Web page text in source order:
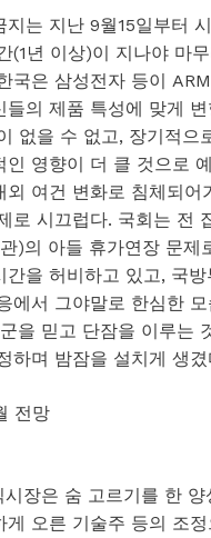
지는 지난 9월15일부터
(1년 이상)이 지나야 마
국은 삼성전자 등이
들의 제품 특성에 맞게
없을 수 없고, 장기적으
인 영향이 더 클 것으로
외 여건 변화로 침체되어
로 시끄럽다. 국회는 전
)의 아들 휴가연장 문제
간을 허비하고 있고, 국
에서 그야말로 한심한
을 믿고 단잠을 이루는
하며 밤잠을 설치게 생겼
전망
장은 숨 고르기를 한 양
게 오른 기술주 등의 조